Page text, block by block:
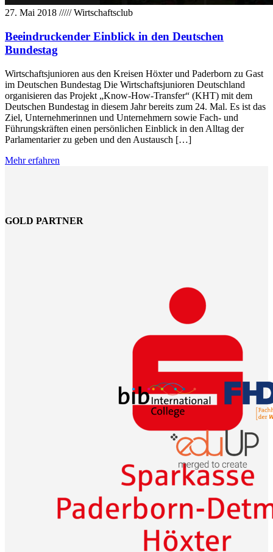
27. Mai 2018 /////Wirtschaftsclub
Beeindruckender Einblick in den Deutschen
Bundestag
Wirtschaftsjunioren aus den Kreisen Höxter und Paderborn zu Gast
im Deutschen Bundestag Die Wirtschaftsjunioren Deutschland
organisieren das Projekt „Know-How-Transfer“ (KHT) mit dem
Deutschen Bundestag in diesem Jahr bereits zum 24. Mal. Es ist das
Ziel, Unternehmerinnen und Unternehmern sowie Fach- und
Führungskräften einen persönlichen Einblick in den Alltag der
Parlamentarier zu geben und den Austausch […]
Mehr erfahren
GOLD PARTNER